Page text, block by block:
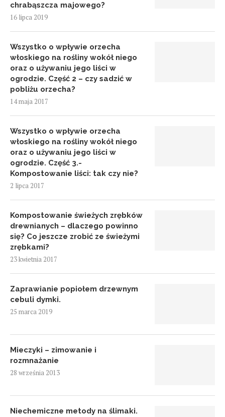
chrabąszcza majowego?
16 lipca 2019
Wszystko o wpływie orzecha
włoskiego na rośliny wokół niego
oraz o używaniu jego liści w
ogrodzie. Część 2 – czy sadzić w
pobliżu orzecha?
14 maja 2017
Wszystko o wpływie orzecha
włoskiego na rośliny wokół niego
oraz o używaniu jego liści w
ogrodzie. Część 3.-
Kompostowanie liści: tak czy nie?
2 lipca 2017
Kompostowanie świeżych zrębków
drewnianych – dlaczego powinno
się? Co jeszcze zrobić ze świeżymi
zrębkami?
23 kwietnia 2017
Zaprawianie popiołem drzewnym
cebuli dymki.
25 marca 2019
Mieczyki – zimowanie i
rozmnażanie
28 września 2013
Niechemiczne metody na ślimaki.